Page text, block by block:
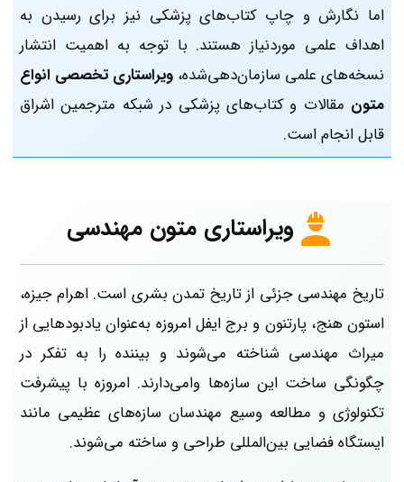
اما نگارش و چاپ کتاب‌های پزشکی نیز برای رسیدن به
اهداف علمی موردنیاز هستند. با توجه به اهمیت انتشار
نسخه‌های علمی سازمان‌دهی‌شده، ویراستاری تخصصی انواع
متون مقالات و کتاب‌های پزشکی در شبکه مترجمین اشراق
قابل انجام است.
ویراستاری متون مهندسی
تاریخ مهندسی جزئی از تاریخ تمدن بشری است. اهرام جیزه،
استون هنج، پارتنون و برج ایفل امروزه به‌عنوان یادبودهایی از
میراث مهندسی شناخته می‌شوند و بیننده را به تفکر در
چگونگی ساخت این سازه‌ها وا‌می‌دارند. امروزه با پیشرفت
تکنولوژی و مطالعه وسیع مهندسان سازه‌های عظیمی مانند
ایستگاه فضایی بین‌المللی طراحی و ساخته می‌شوند.